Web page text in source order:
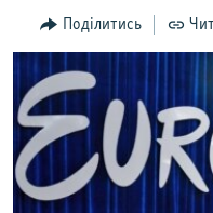
Перейти
до
пошуку
ПОГЛЯД
ІНТЕРВ'Ю
ВСЕ ЗА ДЕНЬ
СПЕЦПРОЕКТИ
ДЕПОРТАЦІЯ
ЯК ОБІЙТИ
Поділитись